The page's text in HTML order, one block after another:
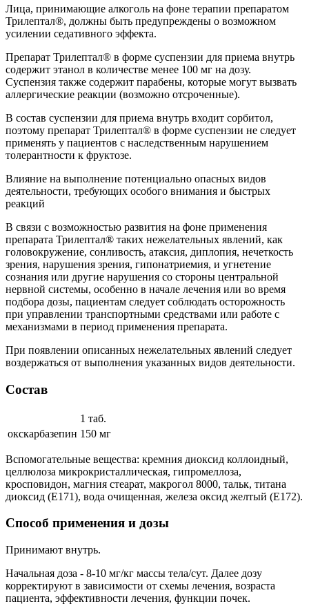
Лица, принимающие алкоголь на фоне терапии препаратом
Трилептал®, должны быть предупреждены о возможном
усилении седативного эффекта.
Препарат Трилептал® в форме суспензии для приема внутрь
содержит этанол в количестве менее 100 мг на дозу.
Суспензия также содержит парабены, которые могут вызвать
аллергические реакции (возможно отсроченные).
В состав суспензии для приема внутрь входит сорбитол,
поэтому препарат Трилептал® в форме суспензии не следует
применять у пациентов с наследственным нарушением
толерантности к фруктозе.
Влияние на выполнение потенциально опасных видов
деятельности, требующих особого внимания и быстрых
реакций
В связи с возможностью развития на фоне применения
препарата Трилептал® таких нежелательных явлений, как
головокружение, сонливость, атаксия, диплопия, нечеткость
зрения, нарушения зрения, гипонатриемия, и угнетение
сознания или другие нарушения со стороны центральной
нервной системы, особенно в начале лечения или во время
подбора дозы, пациентам следует соблюдать осторожность
при управлении транспортными средствами или работе с
механизмами в период применения препарата.
При появлении описанных нежелательных явлений следует
воздержаться от выполнения указанных видов деятельности.
Состав
1 таб.
окскарбазепин 150 мг
Вспомогательные вещества: кремния диоксид коллоидный,
целлюлоза микрокристаллическая, гипромеллоза,
кросповидон, магния стеарат, макрогол 8000, тальк, титана
диоксид (E171), вода очищенная, железа оксид желтый (E172).
Способ применения и дозы
Принимают внутрь.
Начальная доза - 8-10 мг/кг массы тела/сут. Далее дозу
корректируют в зависимости от схемы лечения, возраста
пациента, эффективности лечения, функции почек.